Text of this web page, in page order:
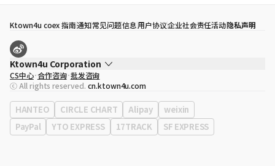
Ktown4u coex 指南通知常见问题信息用户协议企业社会责任活动隐私声明
Ktown4u Corporation
代表
宋効珉
营业执照 120-87-71116
公司地址 首尔特别市 江南区 岭东大路 513号 3楼 （三成洞， coex)
CS中心 合作咨询 批发咨询
ⓒ All rights reserved. cn.ktown4u.com
HANTEO CIRCLE CHART Alipay
weixin
PayPal
YTO EXPRESS 17TRACK SF EXPRESS